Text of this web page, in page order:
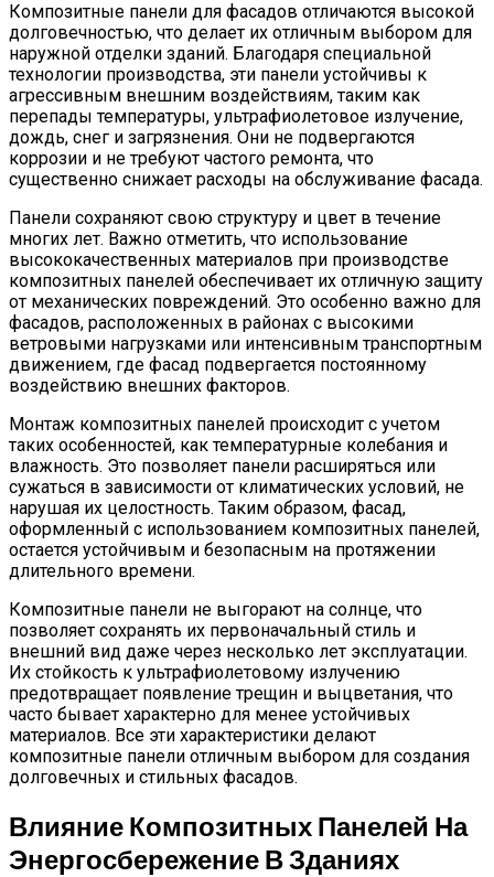
Композитные панели для фасадов отличаются высокой
долговечностью, что делает их отличным выбором для
наружной отделки зданий. Благодаря специальной
технологии производства, эти панели устойчивы к
агрессивным внешним воздействиям, таким как
перепады температуры, ультрафиолетовое излучение,
дождь, снег и загрязнения. Они не подвергаются
коррозии и не требуют частого ремонта, что
существенно снижает расходы на обслуживание фасада.
Панели сохраняют свою структуру и цвет в течение
многих лет. Важно отметить, что использование
высококачественных материалов при производстве
композитных панелей обеспечивает их отличную защиту
от механических повреждений. Это особенно важно для
фасадов, расположенных в районах с высокими
ветровыми нагрузками или интенсивным транспортным
движением, где фасад подвергается постоянному
воздействию внешних факторов.
Монтаж композитных панелей происходит с учетом
таких особенностей, как температурные колебания и
влажность. Это позволяет панели расширяться или
сужаться в зависимости от климатических условий, не
нарушая их целостность. Таким образом, фасад,
оформленный с использованием композитных панелей,
остается устойчивым и безопасным на протяжении
длительного времени.
Композитные панели не выгорают на солнце, что
позволяет сохранять их первоначальный стиль и
внешний вид даже через несколько лет эксплуатации.
Их стойкость к ультрафиолетовому излучению
предотвращает появление трещин и выцветания, что
часто бывает характерно для менее устойчивых
материалов. Все эти характеристики делают
композитные панели отличным выбором для создания
долговечных и стильных фасадов.
Влияние Композитных Панелей На
Энергосбережение В Зданиях